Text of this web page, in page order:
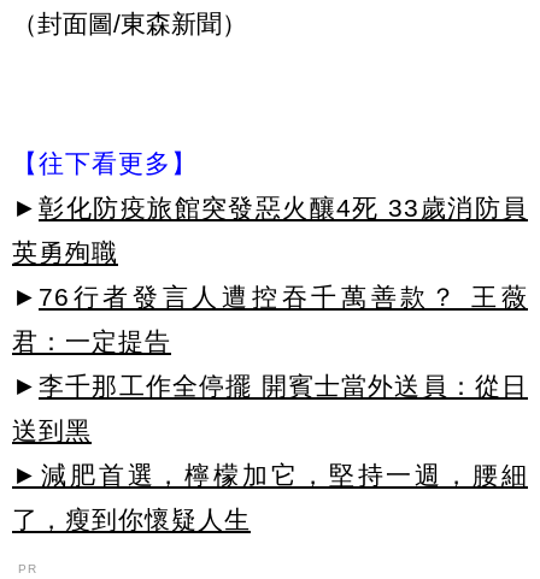
（封面圖/東森新聞）
【往下看更多】
► 彰化防疫旅館突發惡火釀4死 33歲消防員
英勇殉職
► 76行者發言人遭控吞千萬善款？ 王薇
君：一定提告
► 李千那工作全停擺 開賓士當外送員：從日
送到黑
►減肥首選，檸檬加它，堅持一週，腰細
了，瘦到你懷疑人生
PR